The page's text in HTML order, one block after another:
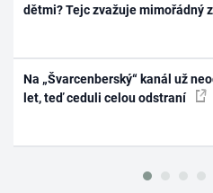
dětmi? Tejc zvažuje mimořádný
Na „Švarcenberský“ kanál už
let, teď ceduli celou odstraní